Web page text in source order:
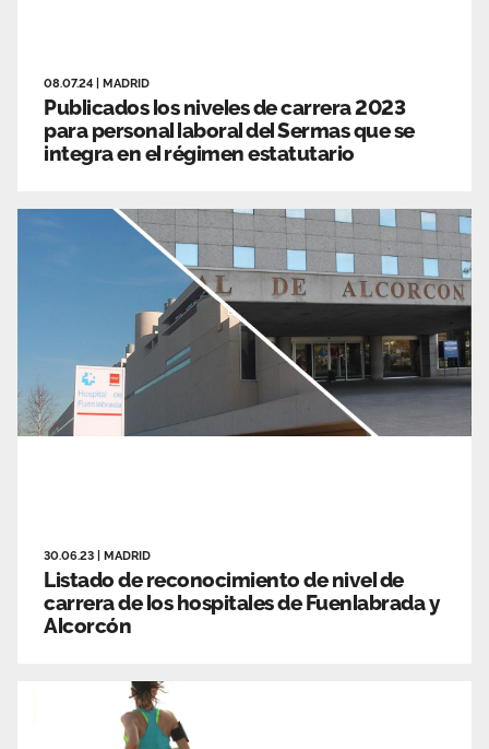
08.07.24 MADRID
Publicados los niveles de carrera 2023
para personal laboral del Sermas que se
integra en el régimen estatutario
30.06.23 MADRID
Listado de reconocimiento de nivel de
carrera de los hospitales de Fuenlabrada y
Alcorcón